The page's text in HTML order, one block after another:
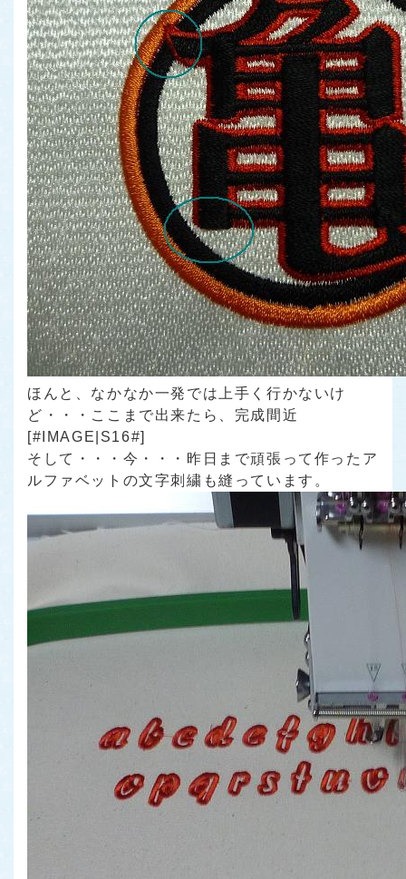
ほんと、なかなか一発では上手く行かないけ
ど・・・ここまで出来たら、完成間近
[#IMAGE|S16#]
そして・・・今・・・昨日まで頑張って作ったア
ルファベットの文字刺繍も縫っています。